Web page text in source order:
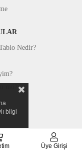
Nedir?
bilgi
Üye Girişi